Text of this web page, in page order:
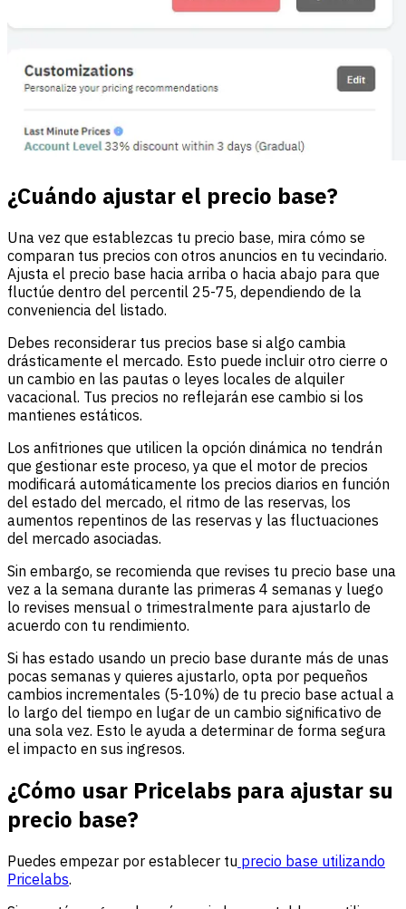
¿Cuándo ajustar el precio base?
Una vez que establezcas tu precio base, mira cómo se
comparan tus precios con otros anuncios en tu vecindario.
Ajusta el precio base hacia arriba o hacia abajo para que
fluctúe dentro del percentil 25-75, dependiendo de la
conveniencia del listado.
Debes reconsiderar tus precios base si algo cambia
drásticamente el mercado. Esto puede incluir otro cierre o
un cambio en las pautas o leyes locales de alquiler
vacacional. Tus precios no reflejarán ese cambio si los
mantienes estáticos.
Los anfitriones que utilicen la opción dinámica no tendrán
que gestionar este proceso, ya que el motor de precios
modificará automáticamente los precios diarios en función
del estado del mercado, el ritmo de las reservas, los
aumentos repentinos de las reservas y las fluctuaciones
del mercado asociadas.
Sin embargo, se recomienda que revises tu precio base una
vez a la semana durante las primeras 4 semanas y luego
lo revises mensual o trimestralmente para ajustarlo de
acuerdo con tu rendimiento.
Si has estado usando un precio base durante más de unas
pocas semanas y quieres ajustarlo, opta por pequeños
cambios incrementales (5-10%) de tu precio base actual a
lo largo del tiempo en lugar de un cambio significativo de
una sola vez. Esto le ayuda a determinar de forma segura
el impacto en sus ingresos.
¿Cómo usar Pricelabs para ajustar su
precio base?
Puedes empezar por establecer tu precio base utilizando
Pricelabs.